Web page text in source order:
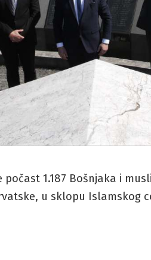
počast 1.187 Bošnjaka i
u sklopu Islamskog